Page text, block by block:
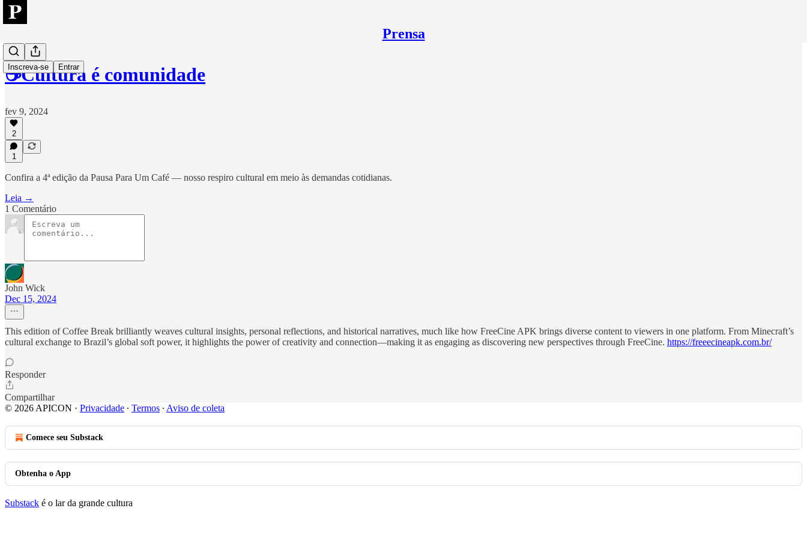
Prensa
Inscreva-se Entrar
☕Cultura é comunidade
fev 9, 2024
2
1
Confira a 4ª edição da Pausa Para Um Café — nosso respiro cultural em meio às demandas cotidianas.
Leia →
1 Comentário
John Wick
Dec 15, 2024
This edition of Coffee Break brilliantly weaves cultural insights, personal reflections, and historical narratives, much like how FreeCine APK brings diverse content to viewers in one platform. From Minecraft’s
cultural exchange to Brazil’s global soft power, it highlights the power of creativity and connection—making it as engaging as discovering new perspectives through FreeCine. https://freeecineapk.com.br/
Responder
Compartilhar
© 2026 APICON · Privacidade ∙ Termos ∙ Aviso de coleta
Comece seu Substack
Obtenha o App
Substack é o lar da grande cultura